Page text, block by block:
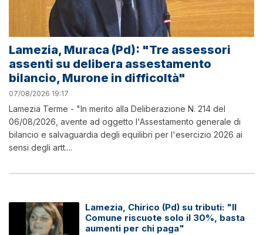
Lamezia, Muraca (Pd): "Tre assessori
assenti su delibera assestamento
bilancio, Murone in difficoltà"
07/08/2026 19:17
Lamezia Terme - "In merito alla Deliberazione N. 214 del
06/08/2026, avente ad oggetto l'Assestamento generale di
bilancio e salvaguardia degli equilibri per l'esercizio 2026 ai
sensi degli artt....
Lamezia, Chirico (Pd) su tributi: "Il
Comune riscuote solo il 30%, basta
aumenti per chi paga"